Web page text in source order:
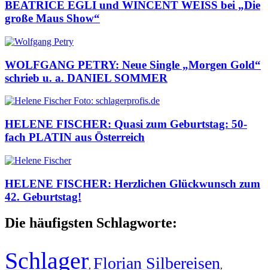
BEATRICE EGLI und WINCENT WEISS bei „Die
große Maus Show“
WOLFGANG PETRY: Neue Single „Morgen Gold“
schrieb u. a. DANIEL SOMMER
HELENE FISCHER: Quasi zum Geburtstag: 50-
fach PLATIN aus Österreich
HELENE FISCHER: Herzlichen Glückwunsch zum
42. Geburtstag!
Die häufigsten Schlagworte:
Schlager, Florian Silbereisen,